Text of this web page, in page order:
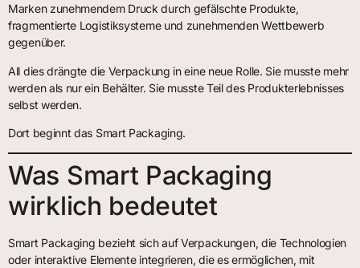
Marken zunehmendem Druck durch gefälschte Produkte,
fragmentierte Logistiksysteme und zunehmenden Wettbewerb
gegenüber.
All dies drängte die Verpackung in eine neue Rolle. Sie musste mehr
werden als nur ein Behälter. Sie musste Teil des Produkterlebnisses
selbst werden.
Dort beginnt das Smart Packaging.
Was Smart Packaging
wirklich bedeutet
Smart Packaging bezieht sich auf Verpackungen, die Technologien
oder interaktive Elemente integrieren, die es ermöglichen, mit